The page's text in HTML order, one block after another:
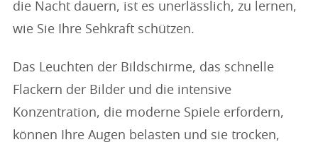
die Nacht dauern, ist es unerlässlich, zu lernen,
wie Sie Ihre Sehkraft schützen.
Das Leuchten der Bildschirme, das schnelle
Flackern der Bilder und die intensive
Konzentration, die moderne Spiele erfordern,
können Ihre Augen belasten und sie trocken,